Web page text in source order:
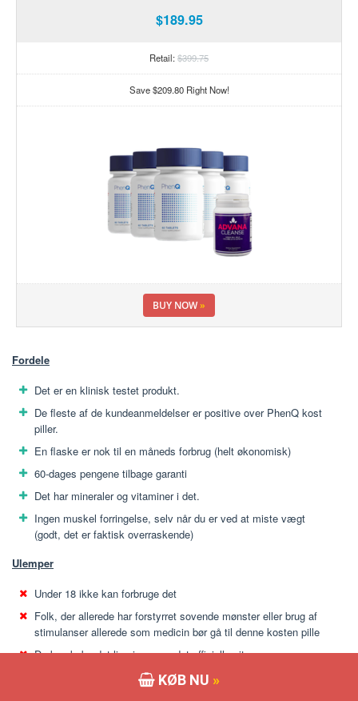
$189.95
Retail:$399.75
Save $209.80 Right Now!
BUY NOW»
Fordele
Det er en klinisk testet produkt.
De fleste af de kundeanmeldelser er positive over PhenQ kost
piller.
En flaske er nok til en måneds forbrug (helt økonomisk)
60-dages pengene tilbage garanti
Det har mineraler og vitaminer i det.
Ingen muskel forringelse, selv når du er ved at miste vægt
(godt, det er faktisk overraskende)
Ulemper
Under 18 ikke kan forbruge det
Folk, der allerede har forstyrret sovende mønster eller brug af
stimulanser allerede som medicin bør gå til denne kosten pille
Du kan købe det lige igennem det officielle site
Ikke for folk, der allerede har en vis medicinsk problem, eller de
KØB NU »